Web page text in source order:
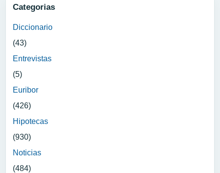
Categorias
Diccionario
(43)
Entrevistas
(5)
Euribor
(426)
Hipotecas
(930)
Noticias
(484)